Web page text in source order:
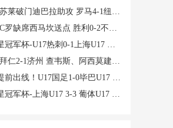
破门迪巴拉助攻 罗马4-1纽波特郡
西马坎送点 胜利0-2不敌阿尔梅里亚
-U17热刺0-1上海U17 李文博制胜球
韦斯、阿西莫建功马特乌斯彩虹过人送助攻
国足1-0毕巴U17 程晟涵连场破门赵松源中楣
上海U17 3-3 葡体U17 梁锦鸿梅开二度